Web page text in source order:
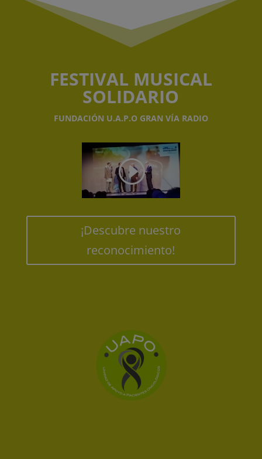
FESTIVAL MUSICAL
SOLIDARIO
FUNDACIÓN U.A.P.O GRAN VÍA RADIO
¡Descubre nuestro
reconocimiento!